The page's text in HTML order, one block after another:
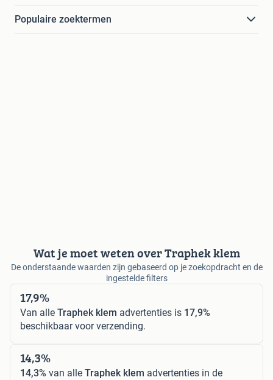
Populaire zoektermen
Wat je moet weten over Traphek klem
De onderstaande waarden zijn gebaseerd op je zoekopdracht en de
ingestelde filters
17,9%
Van alle Traphek klem advertenties is 17,9%
beschikbaar voor verzending.
14,3%
14,3% van alle Traphek klem advertenties in de